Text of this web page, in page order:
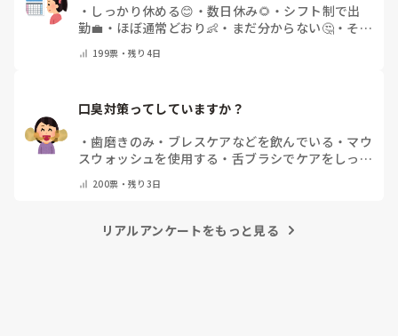
・ しっかり休める😊 ・ 数日休み🌻 ・ シフト制で出
勤💼 ・ ほぼ通常どおり👶 ・ まだ分からない🤔・ その
199票・残り4日
口臭対策ってしていますか？
・歯磨きのみ ・ ブレスケアなどを飲んでいる ・ マウ
スウォッシュを使用する ・ 舌ブラシでケアをしっか
の他(コメントで教えて下さい)
200票・残り3日
リアルアンケートをもっと見る